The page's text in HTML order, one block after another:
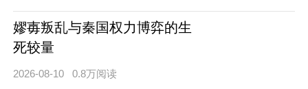
嫪毐叛乱与秦国权力博弈的生
死较量
2026-08-10 0.8万阅读